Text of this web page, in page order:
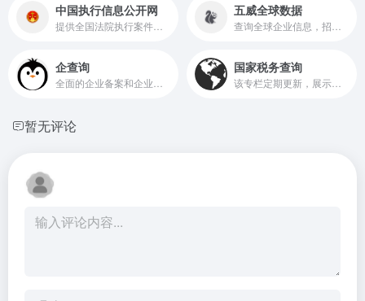
中国执行信息公开网 五威全球数据
企查询 国家税务查询
暂无评论